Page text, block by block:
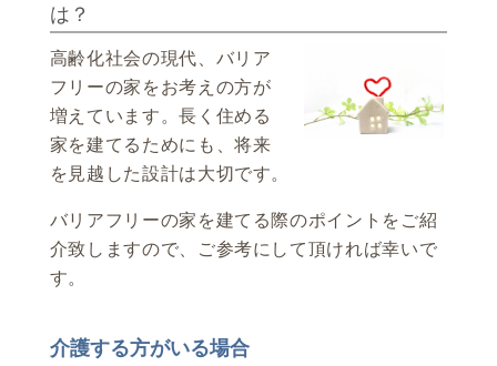
は？
高齢化社会の現代、バリア
フリーの家をお考えの方が
増えています。長く住める
家を建てるためにも、将来
を見越した設計は大切です。
バリアフリーの家を建てる際のポイントをご紹
介致しますので、ご参考にして頂ければ幸いで
す。
介護する方がいる場合